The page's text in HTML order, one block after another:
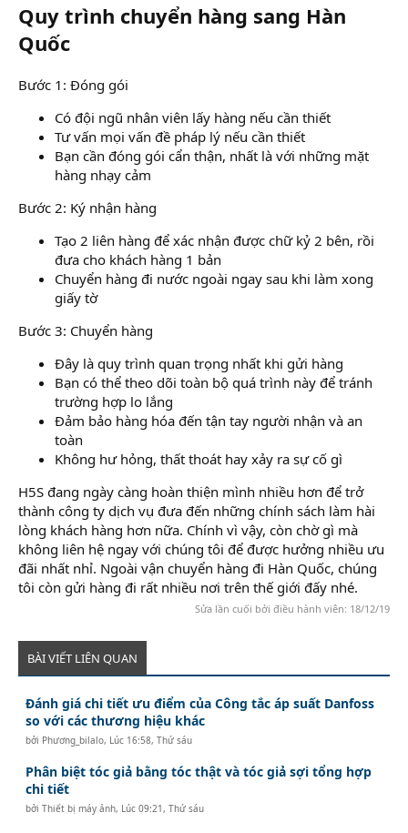
Quy trình chuyển hàng sang Hàn
Quốc
Bước 1: Đóng gói
Có đội ngũ nhân viên lấy hàng nếu cần thiết
Tư vấn mọi vấn đề pháp lý nếu cần thiết
Bạn cần đóng gói cẩn thận, nhất là với những mặt
hàng nhạy cảm
Bước 2: Ký nhận hàng
Tạo 2 liên hàng để xác nhận được chữ kỷ 2 bên, rồi
đưa cho khách hàng 1 bản
Chuyển hàng đi nước ngoài ngay sau khi làm xong
giấy tờ
Bước 3: Chuyển hàng
Đây là quy trình quan trọng nhất khi gửi hàng
Bạn có thể theo dõi toàn bộ quá trình này để tránh
trường hợp lo lắng
Đảm bảo hàng hóa đến tận tay người nhận và an
toàn
Không hư hỏng, thất thoát hay xảy ra sự cố gì
H5S đang ngày càng hoàn thiện mình nhiều hơn để trở
thành công ty dịch vụ đưa đến những chính sách làm hài
lòng khách hàng hơn nữa. Chính vì vậy, còn chờ gì mà
không liên hệ ngay với chúng tôi để được hưởng nhiều ưu
đãi nhất nhỉ. Ngoài vận chuyển hàng đi Hàn Quốc, chúng
tôi còn gửi hàng đi rất nhiều nơi trên thế giới đấy nhé.
Sửa lần cuối bởi điều hành viên: 18/12/19
BÀI VIẾT LIÊN QUAN
Đánh giá chi tiết ưu điểm của Công tắc áp suất Danfoss
so với các thương hiệu khác
bởi Phương_bilalo, Lúc 16:58, Thứ sáu
Phân biệt tóc giả bằng tóc thật và tóc giả sợi tổng hợp
chi tiết
bởiThiết bị máy ảnh, Lúc 09:21, Thứ sáu